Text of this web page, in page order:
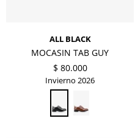
ALL BLACK
MOCASIN TAB GUY
$ 80.000
Invierno 2026